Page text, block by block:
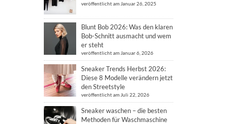
veröffentlicht am Januar 26, 2025
Blunt Bob 2026: Was den klaren
Bob-Schnitt ausmacht und wem
er steht
veröffentlicht am Januar 6, 2026
Sneaker Trends Herbst 2026:
Diese 8 Modelle verändern jetzt
den Streetstyle
veröffentlicht am Juli 22, 2026
Sneaker waschen – die besten
Methoden für Waschmaschine